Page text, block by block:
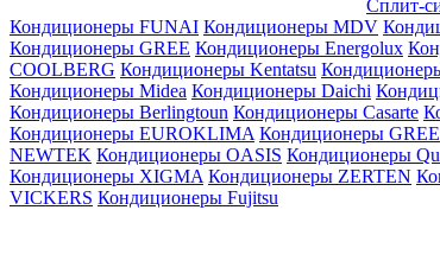
Сплит-
Кондиционеры FUNAI Кондиционеры MDV
Кондиционеры GREE Кондиционеры Energolux
СOOLBERG Кондиционеры Kentatsu
Кондиционеры Midea Кондиционеры Daichi
Кондиционеры Berlingtoun Кондиционеры Casarte
Кондиционеры EUROKLIMA Кондиционеры
NEWTEK Кондиционеры OASIS Кондиционеры
Кондиционеры XIGMA Кондиционеры ZERTEN
VICKERS Кондиционеры Fujitsu